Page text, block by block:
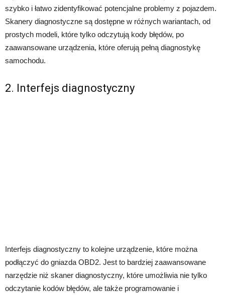
szybko i łatwo zidentyfikować potencjalne problemy z pojazdem.
Skanery diagnostyczne są dostępne w różnych wariantach, od
prostych modeli, które tylko odczytują kody błędów, po
zaawansowane urządzenia, które oferują pełną diagnostykę
samochodu.
2. Interfejs diagnostyczny
Interfejs diagnostyczny to kolejne urządzenie, które można
podłączyć do gniazda OBD2. Jest to bardziej zaawansowane
narzędzie niż skaner diagnostyczny, które umożliwia nie tylko
odczytanie kodów błędów, ale także programowanie i